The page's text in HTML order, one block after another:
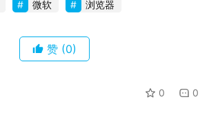
微软 浏览器
赞 (0)
0 0